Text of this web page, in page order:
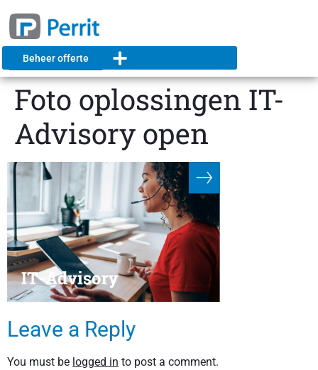
Beheer offerte
Foto oplossingen IT-
Advisory open
Leave a Reply
You must be logged in to post a comment.